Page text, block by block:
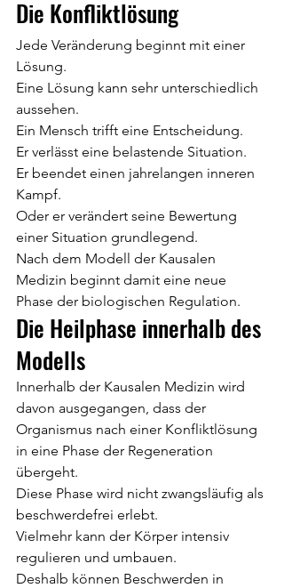
Die Konfliktlösung
Jede Veränderung beginnt mit einer
Lösung.
Eine Lösung kann sehr unterschiedlich
aussehen.
Ein Mensch trifft eine Entscheidung.
Er verlässt eine belastende Situation.
Er beendet einen jahrelangen inneren
Kampf.
Oder er verändert seine Bewertung
einer Situation grundlegend.
Nach dem Modell der Kausalen
Medizin beginnt damit eine neue
Phase der biologischen Regulation.
Die Heilphase innerhalb des
Modells
Innerhalb der Kausalen Medizin wird
davon ausgegangen, dass der
Organismus nach einer Konfliktlösung
in eine Phase der Regeneration
übergeht.
Diese Phase wird nicht zwangsläufig als
beschwerdefrei erlebt.
Vielmehr kann der Körper intensiv
regulieren und umbauen.
Deshalb können Beschwerden in